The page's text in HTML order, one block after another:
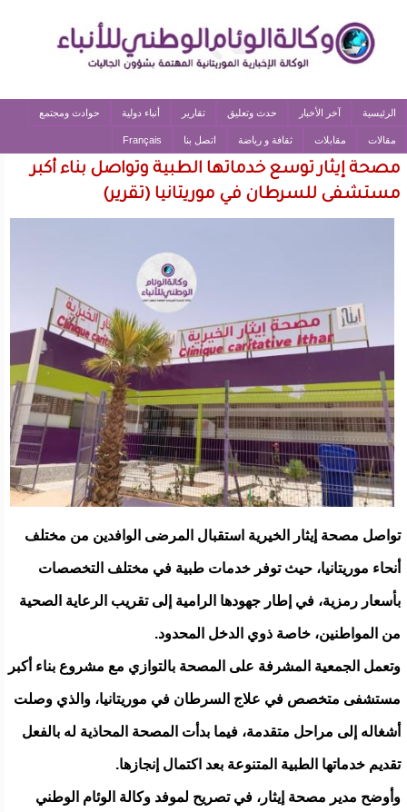
الرئيسية آخر الأخبار حدث وتعليق تقارير أنباء دولية حوادث ومجتمع
مقالات مقابلات ثقافة و رياضة اتصل بنا Français
مصحة إيثار توسع خدماتها الطبية وتواصل بناء أكبر
مستشفى للسرطان في موريتانيا (تقرير)
تواصل مصحة إيثار الخيرية استقبال المرضى الوافدين من مختلف
أنحاء موريتانيا، حيث توفر خدمات طبية في مختلف التخصصات
بأسعار رمزية، في إطار جهودها الرامية إلى تقريب الرعاية الصحية
من المواطنين، خاصة ذوي الدخل المحدود.
وتعمل الجمعية المشرفة على المصحة بالتوازي مع مشروع بناء أكبر
مستشفى متخصص في علاج السرطان في موريتانيا، والذي وصلت
أشغاله إلى مراحل متقدمة، فيما بدأت المصحة المحاذية له بالفعل
تقديم خدماتها الطبية المتنوعة بعد اكتمال إنجازها.
وأوضح مدير مصحة إيثار، في تصريح لموفد وكالة الوئام الوطني